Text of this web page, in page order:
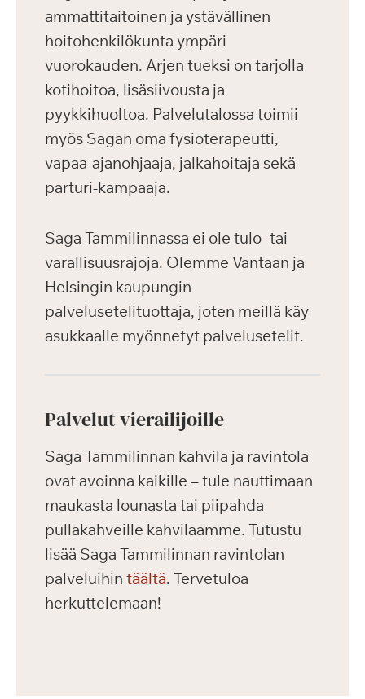
ammattitaitoinen ja ystävällinen
hoitohenkilökunta ympäri
vuorokauden. Arjen tueksi on tarjolla
kotihoitoa, lisäsiivousta ja
pyykkihuoltoa. Palvelutalossa toimii
myös Sagan oma fysioterapeutti,
vapaa-ajanohjaaja, jalkahoitaja sekä
parturi-kampaaja.
Saga Tammilinnassa ei ole tulo- tai
varallisuusrajoja. Olemme Vantaan ja
Helsingin kaupungin
palvelusetelituottaja, joten meillä käy
asukkaalle myönnetyt palvelusetelit.
Palvelut vierailijoille
Saga Tammilinnan kahvila ja ravintola
ovat avoinna kaikille – tule nauttimaan
maukasta lounasta tai piipahda
pullakahveille kahvilaamme. Tutustu
lisää Saga Tammilinnan ravintolan
palveluihin täältä. Tervetuloa
herkuttelemaan!